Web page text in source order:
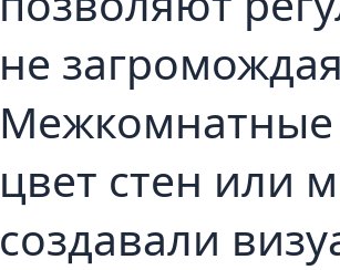
не
Межкомнатные
цвет стен или
создавали